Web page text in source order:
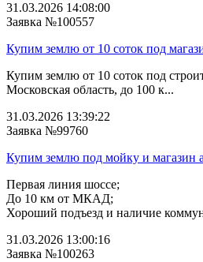
31.03.2026 14:08:00
Заявка №100557
Купим землю от 10 соток под
Купим землю от 10 соток под
Московская область, до 100 к...
31.03.2026 13:39:22
Заявка №99760
Купим землю под мойку и магазин
Первая линия шоссе;
До 10 км от МКАД;
Хороший подъезд и наличие
31.03.2026 13:00:16
Заявка №100263